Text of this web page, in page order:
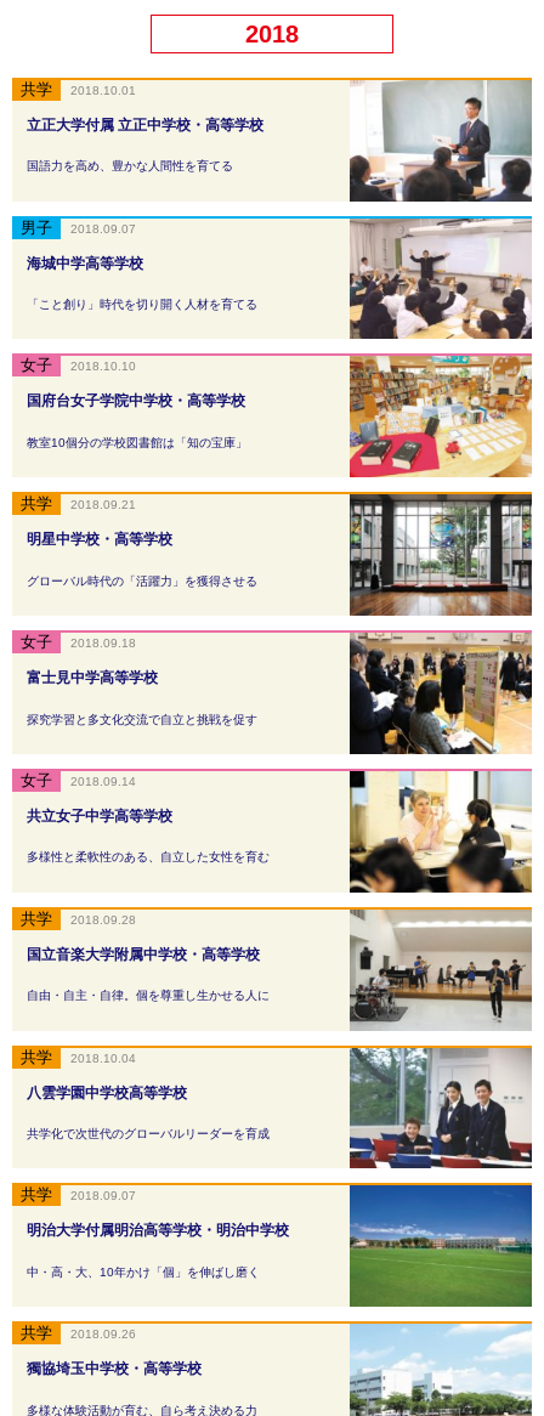
2018
立正大学付属 立正中学校・高等学校
国語力を高め、豊かな人間性を育てる
2018.10.01
海城中学高等学校
「こと創り」時代を切り開く人材を育てる
2018.09.07
国府台女子学院中学校・高等学校
教室10個分の学校図書館は「知の宝庫」
2018.10.10
明星中学校・高等学校
グローバル時代の「活躍力」を獲得させる
2018.09.21
富士見中学高等学校
探究学習と多文化交流で自立と挑戦を促す
2018.09.18
共立女子中学高等学校
多様性と柔軟性のある、自立した女性を育む
2018.09.14
国立音楽大学附属中学校・高等学校
自由・自主・自律。個を尊重し生かせる人に
2018.09.28
八雲学園中学校高等学校
共学化で次世代のグローバルリーダーを育成
2018.10.04
明治大学付属明治高等学校・明治中学校
中・高・大、10年かけ「個」を伸ばし磨く
2018.09.07
獨協埼玉中学校・高等学校
多様な体験活動が育む、自ら考え決める力
2018.09.26